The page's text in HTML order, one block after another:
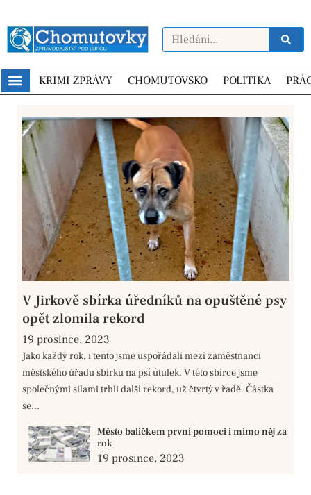
KRIMI ZPRÁVY CHOMUTOVSKO POLITIKA
V Jirkově sbírka úředníků na opuštěné psy
opět zlomila rekord
19 prosince, 2023
Jako každý rok, i tento jsme uspořádali mezi zaměstnanci
městského úřadu sbírku na psí útulek. V této sbírce jsme
společnými silami trhli další rekord, už čtvrtý v řadě. Částka
se...
Město balíčkem první pomoci i mimo něj za
rok
19 prosince, 2023